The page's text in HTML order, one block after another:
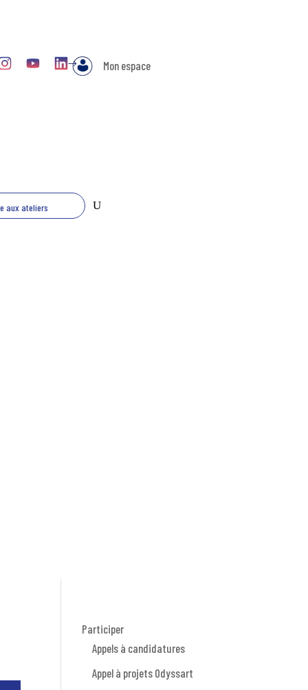
Mon espace
aux ateliers
Participer
Appels à candidatures
Appel à projets Odyssart